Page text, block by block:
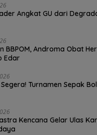
Angkat GU dari
BBPOM, Androma Obat
Edar
Turnamen Sepak
Kencana Gelar Ulas